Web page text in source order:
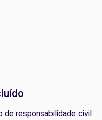
de responsabilidade civil